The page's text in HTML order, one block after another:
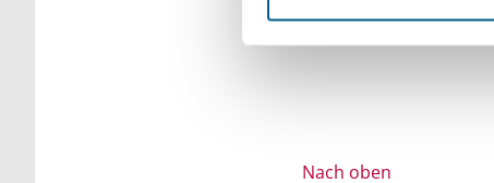
Nach oben